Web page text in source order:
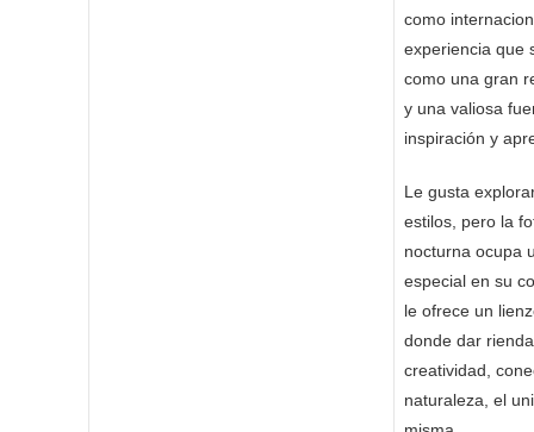
como
experiencia que
como una gran
y una valiosa
inspiración y
Le gusta
estilos, pero la
nocturna ocupa
especial en su
le ofrece un
donde dar
creatividad,
naturaleza, el